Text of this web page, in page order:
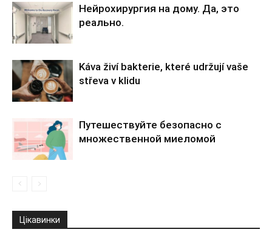
Нейрохирургия на дому. Да, это
реально.
Káva živí bakterie, které udržují vaše
střeva v klidu
Путешествуйте безопасно с
множественной миеломой
Цікавинки